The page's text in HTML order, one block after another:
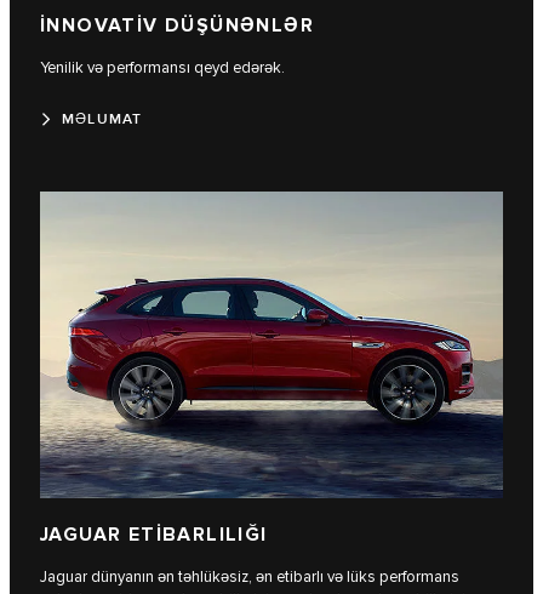
İNNOVATİV DÜŞÜNƏNLƏR
Yenilik və performansı qeyd edərək.
MƏLUMAT
JAGUAR ETİBARLILIĞI
Jaguar dünyanın ən təhlükəsiz, ən etibarlı və lüks performans